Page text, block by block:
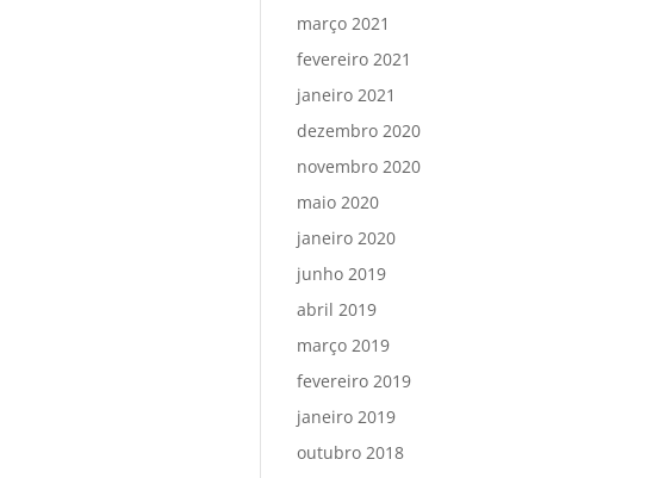
março 2021
fevereiro 2021
janeiro 2021
dezembro 2020
novembro 2020
maio 2020
janeiro 2020
junho 2019
abril 2019
março 2019
fevereiro 2019
janeiro 2019
outubro 2018